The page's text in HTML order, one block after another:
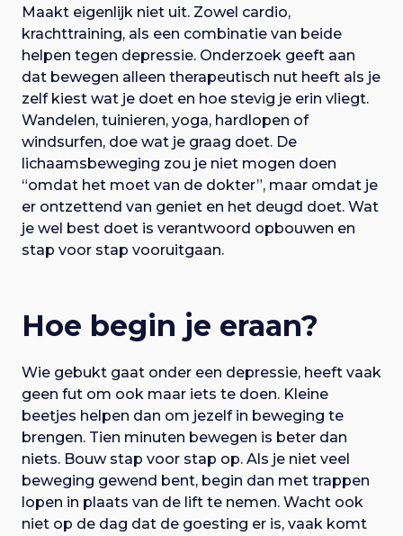
Maakt eigenlijk niet uit. Zowel cardio,
krachttraining, als een combinatie van beide
helpen tegen depressie. Onderzoek geeft aan
dat bewegen alleen therapeutisch nut heeft als je
zelf kiest wat je doet en hoe stevig je erin vliegt.
Wandelen, tuinieren, yoga, hardlopen of
windsurfen, doe wat je graag doet. De
lichaamsbeweging zou je niet mogen doen
“omdat het moet van de dokter”, maar omdat je
er ontzettend van geniet en het deugd doet. Wat
je wel best doet is verantwoord opbouwen en
stap voor stap vooruitgaan.
Hoe begin je eraan?
Wie gebukt gaat onder een depressie, heeft vaak
geen fut om ook maar iets te doen. Kleine
beetjes helpen dan om jezelf in beweging te
brengen. Tien minuten bewegen is beter dan
niets. Bouw stap voor stap op. Als je niet veel
beweging gewend bent, begin dan met trappen
lopen in plaats van de lift te nemen. Wacht ook
niet op de dag dat de goesting er is, vaak komt